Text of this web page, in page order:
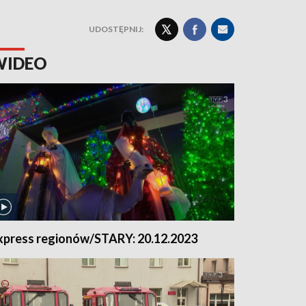
UDOSTĘPNIJ:
regionów/STARY: 20.12.2023